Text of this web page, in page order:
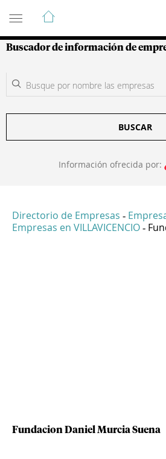
Guía de Empresas
Buscador de información de
BUSCAR
Información ofrecida por:
Directorio de Empresas -
Empresas en VILLAVICENCIO -
Fundacion Daniel Murcia Suena